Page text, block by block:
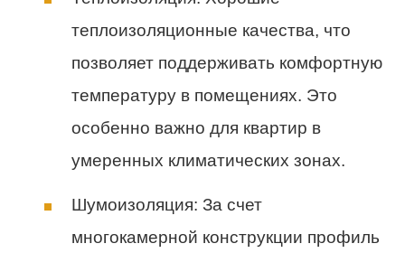
теплоизоляционные качества, что
позволяет поддерживать комфортную
температуру в помещениях. Это
особенно важно для квартир в
умеренных климатических зонах.
Шумоизоляция: За счет
многокамерной конструкции профиль